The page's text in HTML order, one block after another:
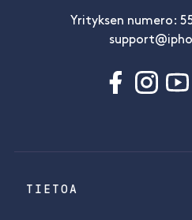
Yrityksen numero:
TIETOA